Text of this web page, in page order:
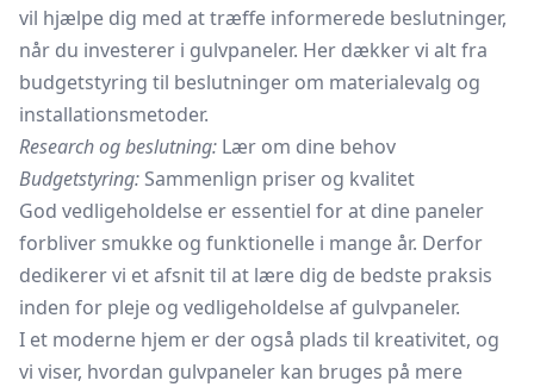
vil hjælpe dig med at træffe informerede beslutninger,
når du investerer i gulvpaneler. Her dækker vi alt fra
budgetstyring til beslutninger om materialevalg og
installationsmetoder.
Research og beslutning: Lær om dine behov
Budgetstyring: Sammenlign priser og kvalitet
God vedligeholdelse er essentiel for at dine paneler
forbliver smukke og funktionelle i mange år. Derfor
dedikerer vi et afsnit til at lære dig de bedste praksis
inden for pleje og vedligeholdelse af gulvpaneler.
I et moderne hjem er der også plads til kreativitet, og
vi viser, hvordan gulvpaneler kan bruges på mere